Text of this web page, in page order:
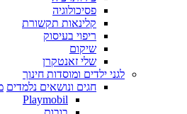
פסיכולוגיה
קלינאות תקשורת
ריפוי בעיסוק
שיקום
שלי זאנטקרן
לגני ילדים ומוסדות חינוך
חגים ונושאים נלמדים
Playmobil